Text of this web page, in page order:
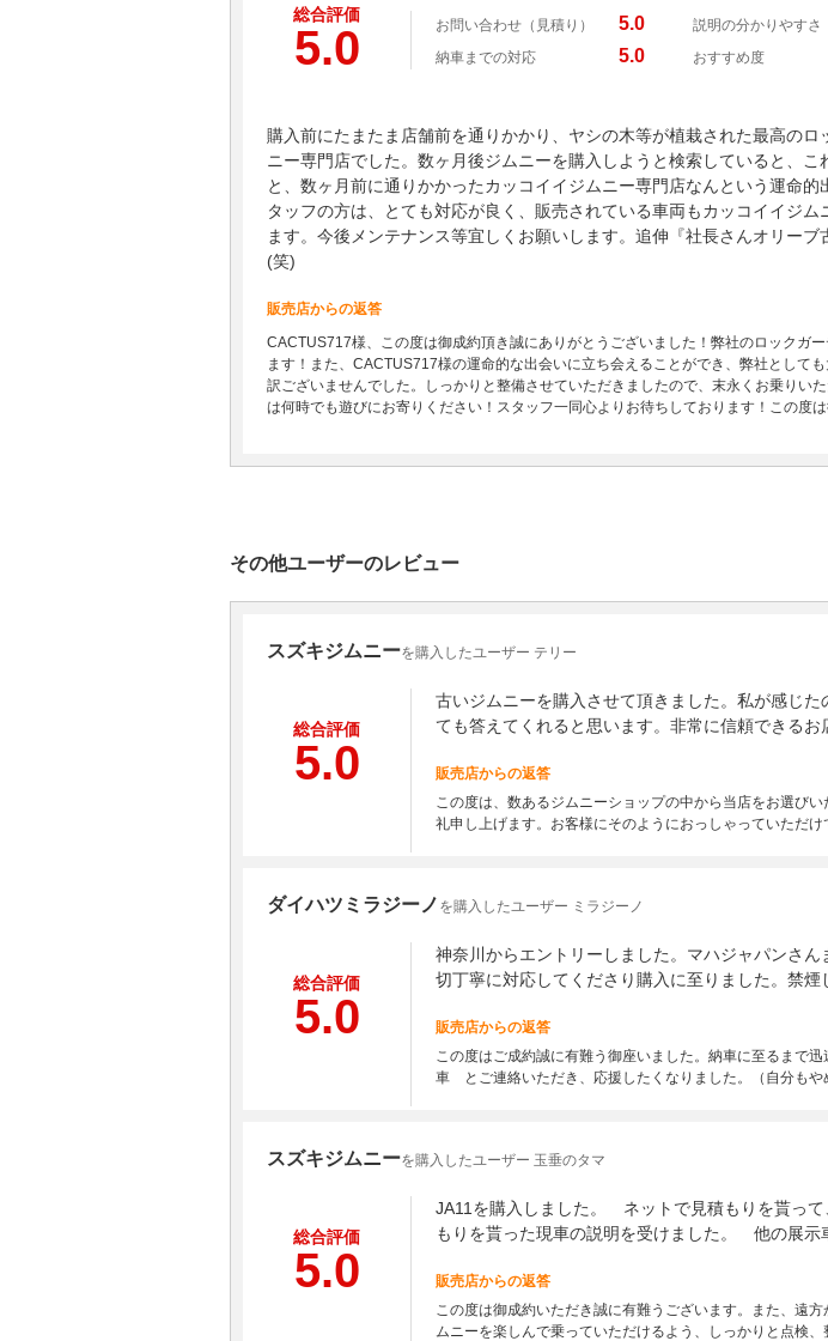
総合評価
5.0 お問い合わせ（見積り） 5.0 説明の分かりやすさ
納車までの対応 5.0 おすすめ度
購入前にたまたま店舗前を通りかかり、ヤシの木等が植栽された最高の
ニー専門店でした。数ヶ月後ジムニーを購入しようと検索していると、
と、数ヶ月前に通りかかったカッコイイジムニー専門店なんという運命
タッフの方は、とても対応が良く、販売されている車両もカッコイイジ
ます。今後メンテナンス等宜しくお願いします。追伸『社長さんオリー
(笑)
販売店からの返答
CACTUS717様、この度は御成約頂き誠にありがとうございました！弊社のロックガ
ます！また、CACTUS717様の運命的な出会いに立ち会えることができ、弊社として
訳ございませんでした。しっかりと整備させていただきましたので、末永くお乗りい
は何時でも遊びにお寄りください！スタッフ一同心よりお待ちしております！この度
その他ユーザーのレビュー
スズキジムニーを購入したユーザー テリー
総合評価
5.0
古いジムニーを購入させて頂きました。私が感じ
ても答えてくれると思います。非常に信頼できる
販売店からの返答
この度は、数あるジムニーショップの中から当店をお選び
礼申し上げます。お客様にそのようにおっしゃっていただ
ダイハツミラジーノ を購入したユーザー ミラジーノ
総合評価
5.0
神奈川からエントリーしました。マハジャパンさ
切丁寧に対応してくださり購入に至りました。禁
販売店からの返答
この度はご成約誠に有難う御座いました。納車に至るまで
車 とご連絡いただき、応援したくなりました。（自分も
スズキジムニーを購入したユーザー 玉垂のタマ
総合評価
5.0
JA11を購入しました。 ネットで見積もりを貰っ
もりを貰った現車の説明を受けました。 他の展示
販売店からの返答
この度は御成約いただき誠に有難うございます。また、遠
ムニーを楽しんで乗っていただけるよう、しっかりと点検